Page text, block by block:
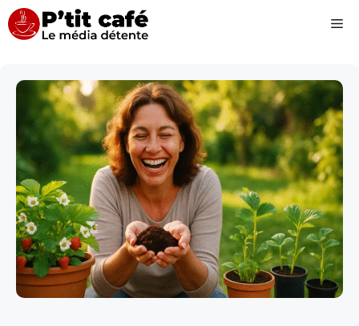
Aller
au